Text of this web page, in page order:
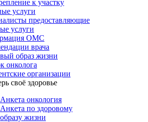
к участку
услуги
предоставляющие
услуги
ОМС
врача
образ жизни
онколога
организации
своё здоровье
Анкета онкология
Анкета по здоровому
образу жизни